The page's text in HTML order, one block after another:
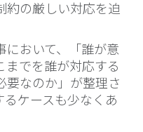
約の厳しい対応を迫
において、「誰が意
までを誰が対応する
要なのか」が整理さ
ケースも少なくあ